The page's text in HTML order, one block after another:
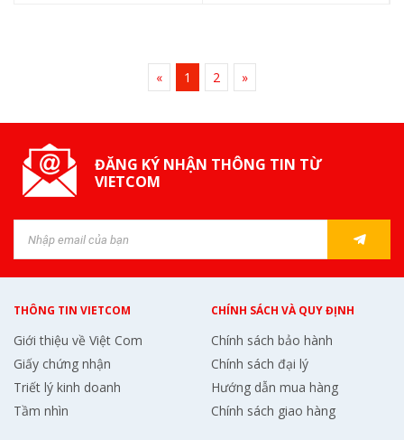
« 1 2 »
ĐĂNG KÝ NHẬN THÔNG TIN TỪ
VIETCOM
THÔNG TIN VIETCOM
Giới thiệu về Việt Com
Giấy chứng nhận
Triết lý kinh doanh
Tầm nhìn
CHÍNH SÁCH VÀ QUY ĐỊNH
Chính sách bảo hành
Chính sách đại lý
Hướng dẫn mua hàng
Chính sách giao hàng